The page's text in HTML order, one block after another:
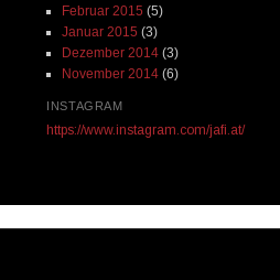
Februar 2015 (5)
Januar 2015 (3)
Dezember 2014(3)
November 2014(6)
INSTAGRAM
https://www.instagram.com/jafi.at/